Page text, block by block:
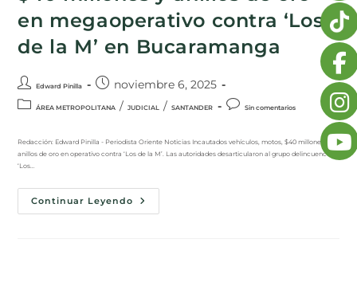
en megaoperativo contra ‘Los
de la M’ en Bucaramanga
Edward Pinilla noviembre 6, 2025
ÁREA METROPOLITANA / JUDICIAL / SANTANDER Sin comentarios
Redacción: Edward Pinilla - Periodista Oriente Noticias Incautados vehículos, motos, $40 millones y
anillos de oro en operativo contra ‘Los de la M’. Las autoridades desarticularon al grupo delincuencial
‘Los…
Continuar Leyendo